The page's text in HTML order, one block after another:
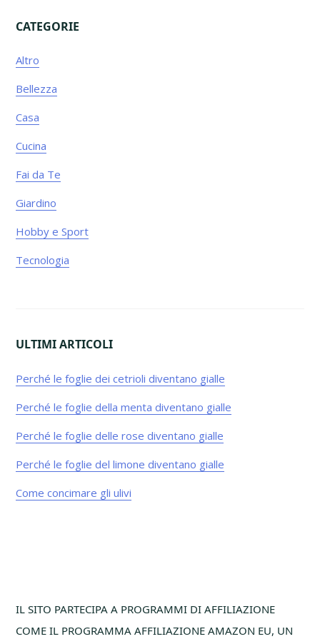
Primary
Sidebar
CATEGORIE
Altro
Bellezza
Casa
Cucina
Fai da Te
Giardino
Hobby e Sport
Tecnologia
ULTIMI ARTICOLI
Perché le foglie dei cetrioli diventano gialle​
Perché le foglie della menta diventano gialle​
Perché le foglie delle rose diventano gialle​
Perché le foglie del limone diventano gialle​
Come concimare gli ulivi
Footer
IL SITO PARTECIPA A PROGRAMMI DI AFFILIAZIONE
COME IL PROGRAMMA AFFILIAZIONE AMAZON EU, UN